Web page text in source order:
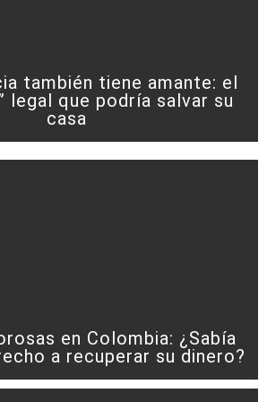
también tiene amante: el
legal que podría salvar su
casa
en Colombia: ¿Sabía
a recuperar su dinero?